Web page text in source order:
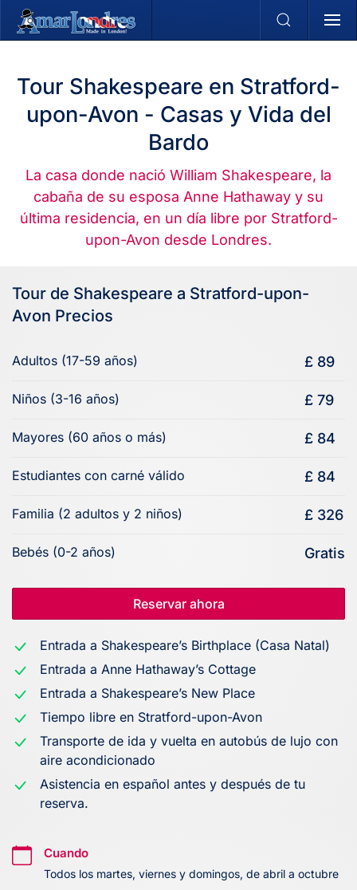
Skip to main content
Tour Shakespeare en Stratford-
upon-Avon - Casas y Vida del
Bardo
La casa donde nació William Shakespeare, la
cabaña de su esposa Anne Hathaway y su
última residencia, en un día libre por Stratford-
upon-Avon desde Londres.
Tour de Shakespeare a Stratford-upon-
Avon Precios
Adultos (17-59 años) £ 89
Niños (3-16 años) £ 79
Mayores (60 años o más) £ 84
Estudiantes con carné válido £ 84
Familia (2 adultos y 2 niños) £ 326
Bebés (0-2 años) Gratis
Reservar ahora
Entrada a Shakespeare’s Birthplace (Casa Natal)
Entrada a Anne Hathaway’s Cottage
Entrada a Shakespeare’s New Place
Tiempo libre en Stratford-upon-Avon
Transporte de ida y vuelta en autobús de lujo con
aire acondicionado
Asistencia en español antes y después de tu
reserva.
Cuando
Todos los martes, viernes y domingos, de abril a octubre